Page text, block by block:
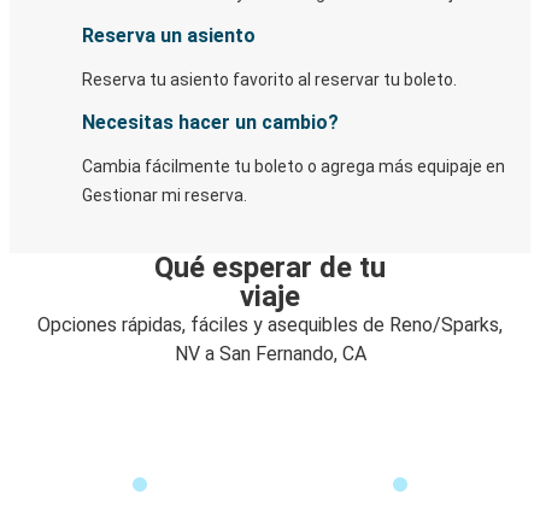
Reserva un asiento
Reserva tu asiento favorito al reservar tu boleto.
Necesitas hacer un cambio?
Cambia fácilmente tu boleto o agrega más equipaje en
Gestionar mi reserva.
Qué esperar de tu
viaje
Opciones rápidas, fáciles y asequibles de Reno/Sparks,
NV a San Fernando, CA